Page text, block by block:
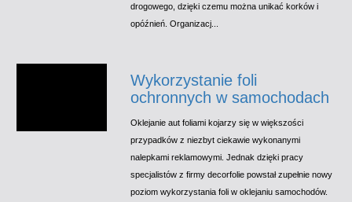
drogowego, dzięki czemu można unikać korków i
opóźnień. Organizacj...
Wykorzystanie foli
ochronnych w samochodach
Oklejanie aut foliami kojarzy się w większości
przypadków z niezbyt ciekawie wykonanymi
nalepkami reklamowymi. Jednak dzięki pracy
specjalistów z firmy decorfolie powstał zupełnie nowy
poziom wykorzystania foli w oklejaniu samochodów.